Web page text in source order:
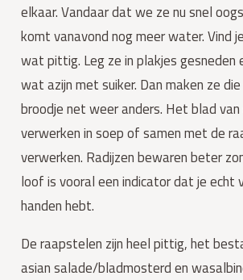
elkaar. Vandaar dat we ze nu snel
komt vanavond nog meer water. Vind
wat pittig. Leg ze in plakjes gesneden
wat azijn met suiker. Dan maken ze
broodje net weer anders. Het blad van
verwerken in soep of samen met de
verwerken. Radijzen bewaren beter
loof is vooral een indicator dat je echt
handen hebt.
De raapstelen zijn heel pittig, het
asian salade/bladmosterd en